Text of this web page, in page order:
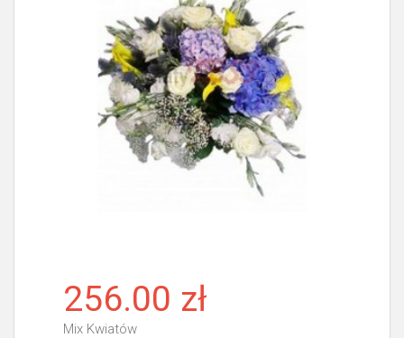
256.00 zł
Mix Kwiatów